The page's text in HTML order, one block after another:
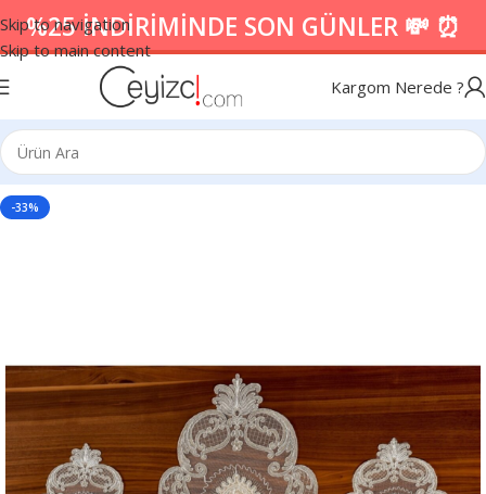
Skip to navigation
Skip to main content
%25 İNDİRİMİNDE SON GÜNLER 💸 ⏰
Kargom Nerede ?
-33%